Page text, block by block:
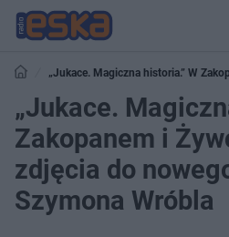
„Jukace. Magiczna historia.” W
nowego filmu Szymona Wróbla
„Jukace.
Zakopanem i
zdjęcia do
Szymona Wróbla